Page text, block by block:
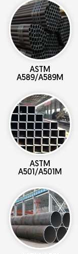
ASTM
A589/A589M
ASTM
A501/A501M